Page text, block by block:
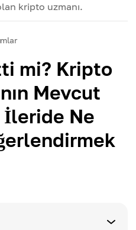
kripto uzmanı.
mi? Kripto
Mevcut
İleride Ne